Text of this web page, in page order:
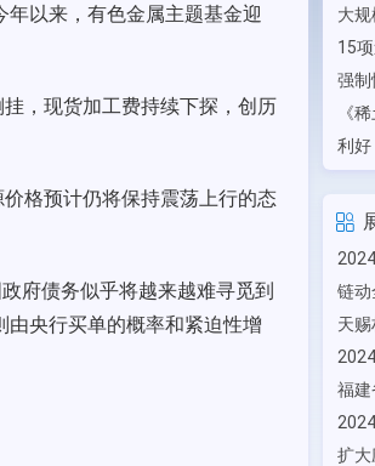
以来，有色金属主题基金迎
，现货加工费持续下探，创历
格预计仍将保持震荡上行的态
府债务似乎将越来越难寻觅到
央行买单的概率和紧迫性增
大
15
《
利好